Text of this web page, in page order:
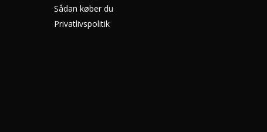
Sådan køber du
Privatlivspolitik